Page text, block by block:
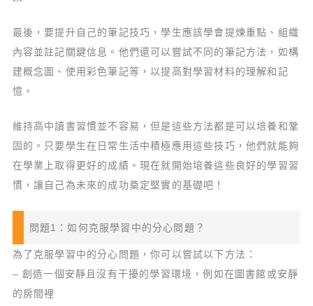
最後，要提升自己的筆記技巧，學生應該學會提煉重點、組織
內容並註記關鍵信息。他們還可以嘗試不同的筆記方法，如構
建概念圖、使用彩色筆記等，以提高對學習材料的理解和記
憶。
維持高中讀書習慣並不容易，但是這些方法都是可以培養和鞏
固的。只要學生在日常生活中積極應用這些技巧，他們就能夠
在學業上取得更好的成績。現在就開始培養這些良好的學習習
慣，讓自己為未來的成功奠定堅實的基礎吧！
問題1：如何克服學習中的分心問題？
為了克服學習中的分心問題，你可以嘗試以下方法：
– 創造一個安靜且沒有干擾的學習環境，例如在圖書館或安靜
的房間裡